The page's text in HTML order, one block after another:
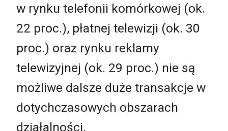
w rynku telefonii komórkowej (ok.
22 proc.), płatnej telewizji (ok. 30
proc.) oraz rynku reklamy
telewizyjnej (ok. 29 proc.) nie są
możliwe dalsze duże transakcje w
dotychczasowych obszarach
działalności.